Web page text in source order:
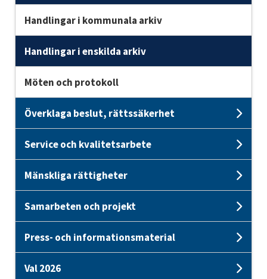
Handlingar i kommunala arkiv
Handlingar i enskilda arkiv
Möten och protokoll
Överklaga beslut, rättssäkerhet
Service och kvalitetsarbete
Mänskliga rättigheter
Samarbeten och projekt
Press- och informationsmaterial
Val 2026